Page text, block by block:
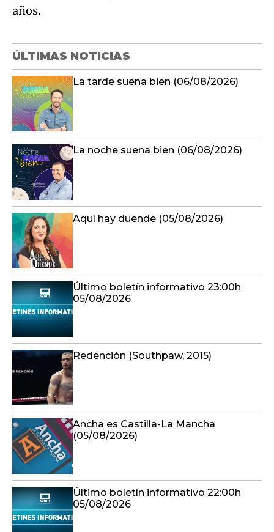
años.
ÚLTIMAS NOTICIAS
La tarde suena bien (06/08/2026)
La noche suena bien (06/08/2026)
Aquí hay duende (05/08/2026)
Último boletín informativo 23:00h
05/08/2026
Redención (Southpaw, 2015)
Ancha es Castilla-La Mancha
(05/08/2026)
Último boletín informativo 22:00h
05/08/2026